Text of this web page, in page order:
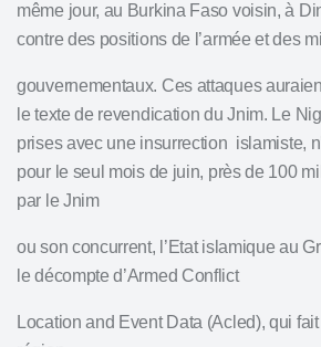
même jour, au Burkina Faso voisin, à
contre des positions de l’armée et des
gouvernementaux. Ces attaques
le texte de revendication du Jnim. Le
prises avec une insurrection islamiste,
pour le seul mois de juin, près de 100
par le Jnim
ou son concurrent, l’Etat islamique au
le décompte d’Armed Conflict
Location and Event Data (Acled), qui